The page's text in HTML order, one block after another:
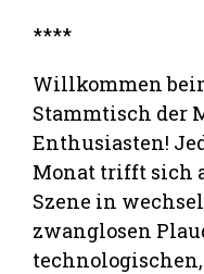
****
Willkommen
Stammtisch der
Enthusiasten!
Monat trifft sich
Szene in
zwanglosen